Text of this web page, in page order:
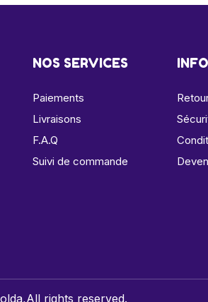
NOS SERVICES
Paiements
Livraisons
F.A.Q
Suivi de commande
rights reserved.